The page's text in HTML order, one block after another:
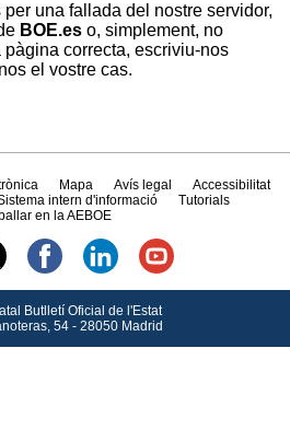
una fallada del nostre servidor,
BOE.es o, simplement, no
correcta, escriviu-nos
el vostre cas.
Mapa Avís legal
Accessibilitat
intern d'informació
Tutorials
en la AEBOE
Butlletí Oficial de l'Estat
54 - 28050 Madrid